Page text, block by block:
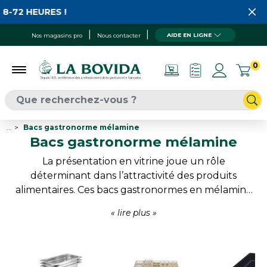
Nos magasins pro Nous contacter AIDE EN LIGNE
0
!
Bacs gastronorme mélamine
Bacs gastronorme mélamine
La présentation en vitrine joue un rôle
déterminant dans l’attractivité des produits
alimentaires. Ces bacs gastronormes en mélamine
soignés tout en apportant une touche moderne
facilement aux vitrines réfrigérées, buffets ou